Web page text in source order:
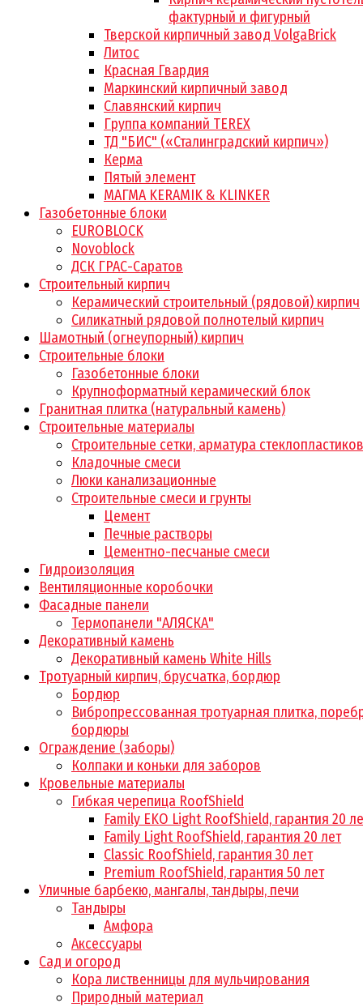
фактурный и фигурный
Тверской кирпичный завод VolgaBrick
Литос
Красная Гвардия
Маркинский кирпичный завод
Славянский кирпич
Группа компаний TEREX
ТД "БИС" («Сталинградский кирпич»)
Керма
Пятый элемент
МАГМА KERAMIK & KLINKER
Газобетонные блоки
EUROBLOCK
Novoblock
ДСК ГРАС-Саратов
Строительный кирпич
Керамический строительный (рядовой) кирпич
Силикатный рядовой полнотелый кирпич
Шамотный (огнеупорный) кирпич
Строительные блоки
Газобетонные блоки
Крупноформатный керамический блок
Гранитная плитка (натуральный камень)
Строительные материалы
Строительные сетки, арматура
Кладочные смеси
Люки канализационные
Строительные смеси и грунты
Цемент
Печные растворы
Цементно-песчаные смеси
Гидроизоляция
Вентиляционные коробочки
Фасадные панели
Термопанели "АЛЯСКА"
Декоративный камень
Декоративный камень White Hills
Тротуарный кирпич, брусчатка, бордюр
Бордюр
Вибропрессованная тротуарная плитка,
бордюры
Ограждение (заборы)
Колпаки и коньки для заборов
Кровельные материалы
Гибкая черепица RoofShield
Family EKO Light RoofShield, гарантия 20
Family Light RoofShield, гарантия 20 лет
Classic RoofShield, гарантия 30 лет
Premium RoofShield, гарантия 50 лет
Уличные барбекю, мангалы, тандыры, печи
Тандыры
Амфора
Аксессуары
Сад и огород
Кора лиственницы для мульчирования
Природный материал